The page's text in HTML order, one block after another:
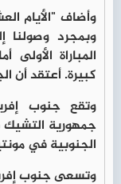
وأضاف "الأيام
وبمجرد وصولنا
المباراة
كبيرة. أعتقد أن
وتقع جنوب
الجنوبية في
وتسعى جنوب